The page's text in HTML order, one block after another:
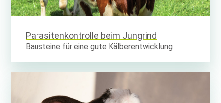
Parasitenkontrolle beim Jungrind
Bausteine für eine gute Kälberentwicklung